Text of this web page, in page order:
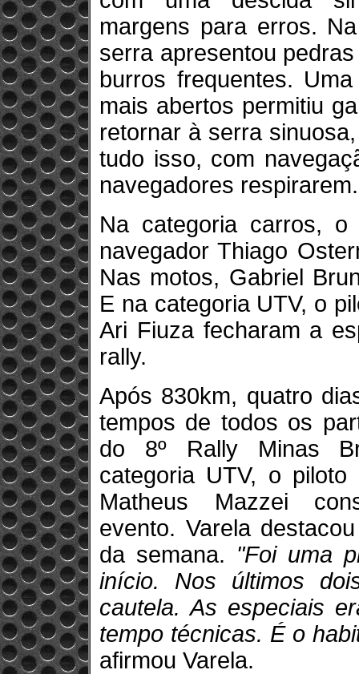
margens para erros.
serra apresentou
burros frequentes.
mais abertos permitiu
retornar à serra
tudo isso, com
navegadores respirarem.
Na categoria carros,
navegador Thiago
Nas motos, Gabriel
E na categoria UTV, o
Ari Fiuza fecharam a
rally.
Após 830km, quatro
tempos de todos os
do 8º Rally Minas
categoria UTV, o
Matheus Mazzei
evento. Varela
da semana. "Foi uma
início. Nos últimos
cautela. As especiais
tempo técnicas. É o
afirmou Varela.